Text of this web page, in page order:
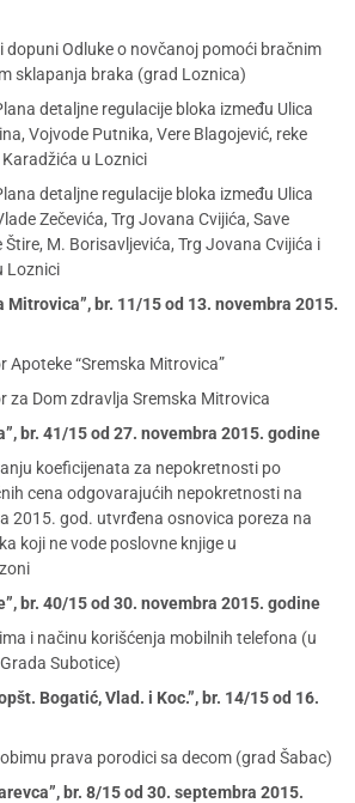
dopuni Odluke o novčanoj pomoći bračnim
sklapanja braka (grad Loznica)
detaljne regulacije bloka između Ulica
Vojvode Putnika, Vere Blagojević, reke
u Loznici
detaljne regulacije bloka između Ulica
Zečevića, Trg Jovana Cvijića, Save
Štire, M. Borisavljevića, Trg Jovana Cvijića i
Loznici
Mitrovica”, br. 11/15 od 13. novembra 2015.
Apoteke “Sremska Mitrovica”
za Dom zdravlja Sremska Mitrovica
br. 41/15 od 27. novembra 2015. godine
koeficijenata za nepokretnosti po
cena odgovarajućih nepokretnosti na
2015. god. utvrđena osnovica poreza na
koji ne vode poslovne knjige u
br. 40/15 od 30. novembra 2015. godine
i načinu korišćenja mobilnih telefona (u
Subotice)
Bogatić, Vlad. i Koc.”, br. 14/15 od 16.
prava porodici sa decom (grad Šabac)
br. 8/15 od 30. septembra 2015.